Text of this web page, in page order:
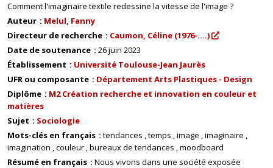
Comment l'imaginaire textile redessine la vitesse de l'image ?
Auteur
Melul, Fanny
Directeur de recherche
Caumon, Céline (1976-....)
Date de soutenance
26 juin 2023
Établissement
Université Toulouse-Jean Jaurès
UFR ou composante
Département Arts Plastiques - Design
Diplôme
M2 Création recherche et innovation en couleur et
matières
Sujet
Sociologie
Mots-clés en français
tendances temps image imaginaire
imagination couleur bureaux de tendances moodboard
Résumé en français
Nous vivons dans une société exposée